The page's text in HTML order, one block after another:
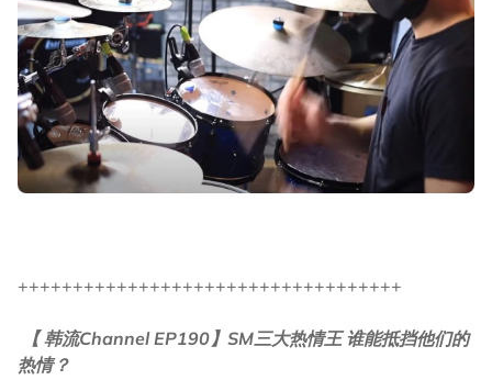
+++++++++++++++++++++++++++++++++++
【 韩流Channel EP190】SM三大热情王 谁能抵挡他们的
热情？